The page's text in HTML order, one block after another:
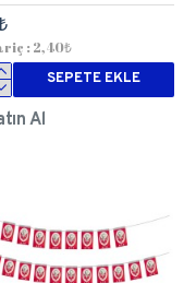
: 2,40₺
SEPETE EKLE
Al